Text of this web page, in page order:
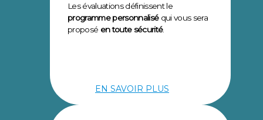
Les évaluations définissent le
programme personnaliséqui vous sera
proposé en toute sécurité.
EN SAVOIR PLUS